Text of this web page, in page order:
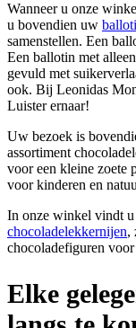
Wanneer u onze
u bovendien uw
samenstellen. Een
Een ballotin met
gevuld met
ook. Bij Leonidas
Luister ernaar!
Uw bezoek is
assortiment
voor een kleine zoete
voor kinderen en
In onze winkel vindt u
chocoladelekkernijen,
chocoladefiguren
Elke